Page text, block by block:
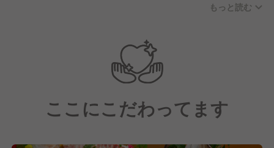
リピーターのお客様を飽きさせないためのメニュー作
もっと読む
ここにこだわってます